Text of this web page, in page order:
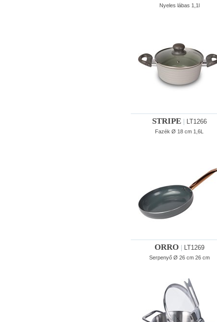
Nyeles lábas 1,1l
STRIPE LT1266
Fazék Ø 18 cm 1,6L
ORRO| LT1269
Serpenyő Ø 26 cm 26 cm